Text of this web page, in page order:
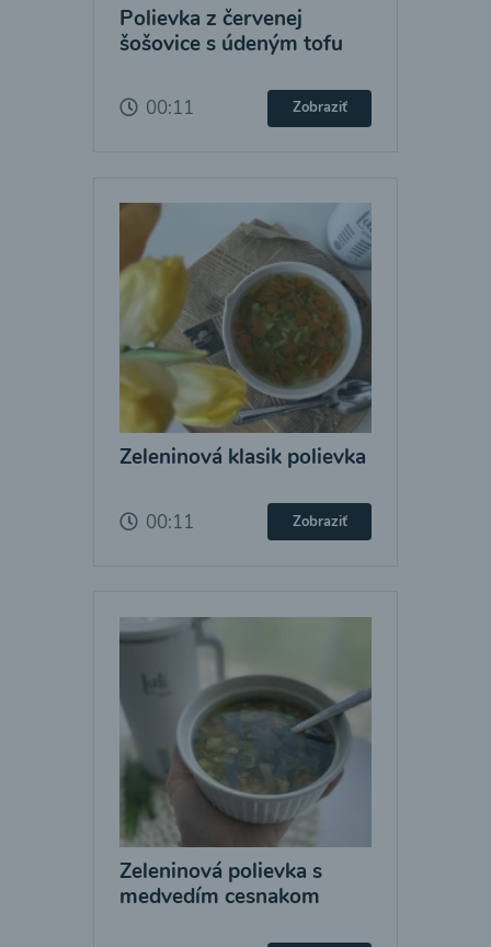
Polievka z červenej
šošovice s údeným tofu
00:11 Zobraziť
Zeleninová klasik polievka
00:11 Zobraziť
Zeleninová polievka s
medvedím cesnakom